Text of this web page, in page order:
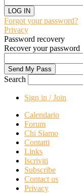
Forgot your password?
Privacy
Password recovery
Recover your password
Search
Sign in / Join
Calendario
Forum
Chi Siamo
Contatti
Links
Iscriviti
Subscribe
Contact us
Privacy